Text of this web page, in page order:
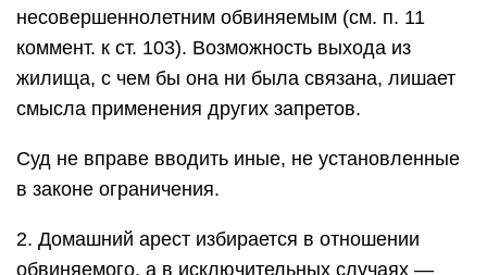
несовершеннолетним обвиняемым (см. п. 11
коммент. к ст. 103). Возможность выхода из
жилища, с чем бы она ни была связана, лишает
смысла применения других запретов.
Суд не вправе вводить иные, не установленные
в законе ограничения.
2. Домашний арест избирается в отношении
обвиняемого, а в исключительных случаях —